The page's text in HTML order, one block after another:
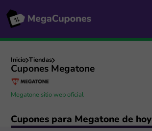
Inicio Tiendas
Cupones Megatone
Megatone sitio web oficial
Cupones para Megatone de hoy